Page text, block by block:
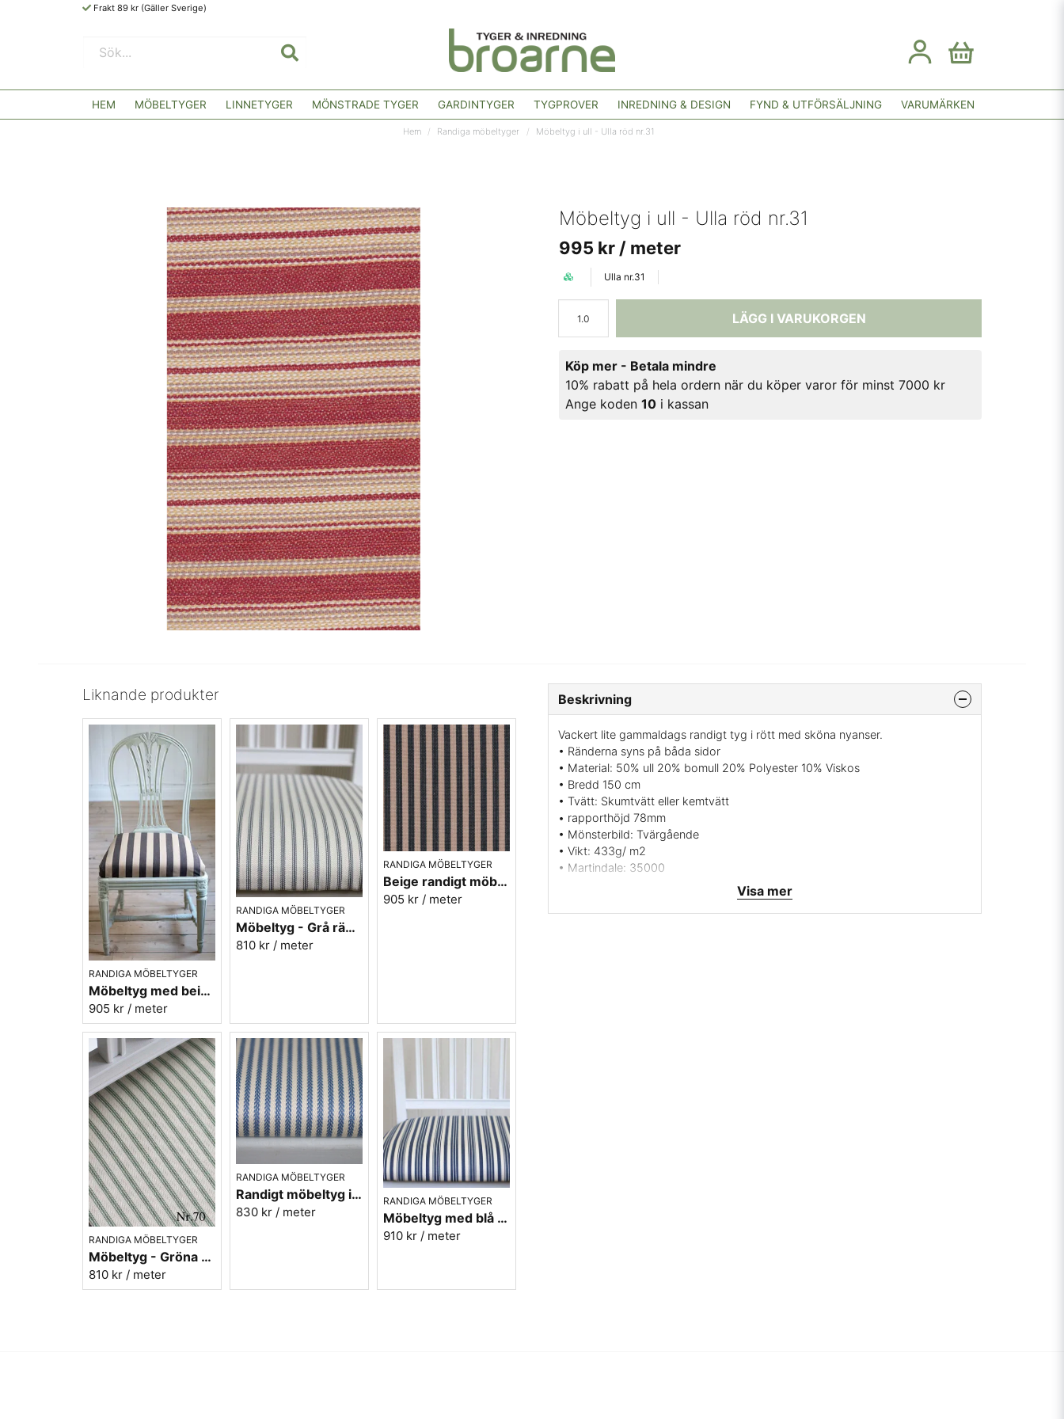
Frakt 89 kr (Gäller Sverige)
HEM MÖBELTYGER LINNETYGER MÖNSTRADE TYGER GARDINTYGER TYGPROVER INREDNING & DESIGN FYND & UTFÖRSÄLJNING VARUMÄRKEN
Hem Randiga möbeltyger Möbeltyg i ull - Ulla röd nr.31
Möbeltyg i ull - Ulla röd nr.31
995 kr / meter
Ulla nr.31
LÄGG I VARUKORGEN
Köp mer - Betala mindre
10% rabatt på hela ordern när du köper varor för minst 7000 kr
Ange koden10 i kassan
Liknande produkter
RANDIGA MÖBELTYGER
Möbeltyg med beige/svarta ränder - Stor rand nr.591
905 kr / meter
RANDIGA MÖBELTYGER
Möbeltyg - Grå ränder - Ellinor nr.90
810 kr / meter
RANDIGA MÖBELTYGER
Beige randigt möbeltyg - Lill rand nr.391
905 kr / meter
RANDIGA MÖBELTYGER
Möbeltyg - Gröna ränder - Ellinor nr.70
810 kr / meter
RANDIGA MÖBELTYGER
Randigt möbeltyg i blått - Sofia Rand nr.50
830 kr / meter
RANDIGA MÖBELTYGER
Möbeltyg med blå ränder i eko-bomull - Fredrika nr.50
910 kr / meter
Beskrivning
Vackert lite gammaldags randigt tyg i rött med sköna nyanser.
• Ränderna syns på båda sidor
• Material: 50% ull 20% bomull 20% Polyester 10% Viskos
• Bredd 150 cm
• Tvätt: Skumtvätt eller kemtvätt
• rapporthöjd 78mm
• Mönsterbild: Tvärgående
• Vikt: 433g/ m2
• Martindale: 35000
• Svensk tillverkning av Berghems väveri
• Beställningsvara, ingen returrätt
Visa mer